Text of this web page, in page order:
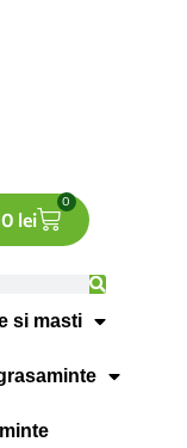
lei
0
si masti